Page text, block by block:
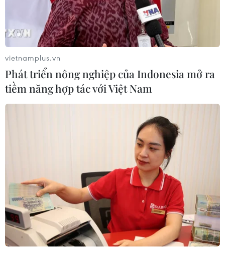
Chủ cửa hàng này chia sẻ, vào ngày cao điểm cô có
thể bán nửa tiếng hết 1 tạ bánh, giò các loại. (Ảnh:
Minh Sơn/Vietnam+)
Giò đổ đống trên bàn nhưng nếu không xếp hàng
đặt trước sẽ không còn để bán. (Ảnh: Minh
Sơn/Vietnam+)
vietnamplus.vn
Phát triển nông nghiệp của Indonesia mở ra
tiềm năng hợp tác với Việt Nam